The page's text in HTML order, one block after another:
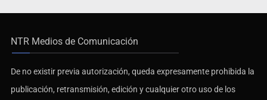
NTR Medios de Comunicación
De no existir previa autorización, queda expresamente prohibida la
publicación, retransmisión, edición y cualquier otro uso de los